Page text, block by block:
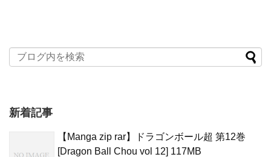
新着記事
【Manga zip rar】ドラゴンボール超 第12巻
[Dragon Ball Chou vol 12] 117MB